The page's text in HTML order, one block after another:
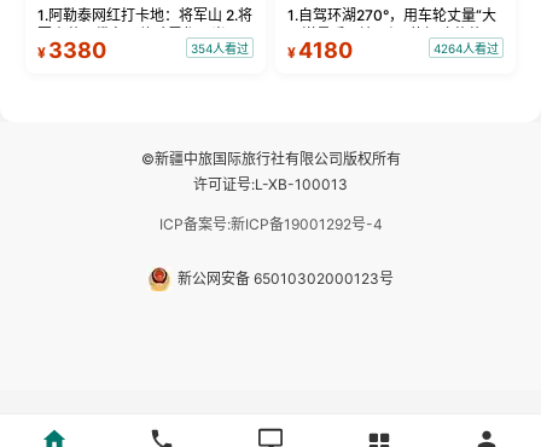
1.阿勒泰网红打卡地：将军山 2.将
军山落日缆车，体验雪都风光 3.
将军山，夕阳派对，蹦迪party 4.
¥ 3380 354人看过
1.自驾环湖270°，用车轮丈量“大
西洋最后一滴眼泪”的极致蔚蓝，
让雪山、花海与深邃湖水在转弯
¥4180 4264人看过
©新疆中旅国际旅行社有限公司版权所有
许可证号:L-XB-100013
ICP备案号:新ICP备19001292号-4
新公网安备 65010302000123号